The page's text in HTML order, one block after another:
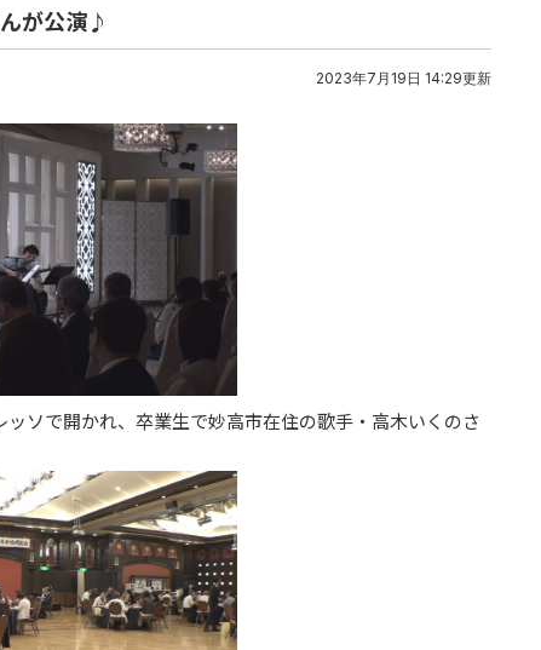
が公演♪
2023年7月19日 14:29更新
ソで開かれ、卒業生で妙高市在住の歌手・高木いくのさ